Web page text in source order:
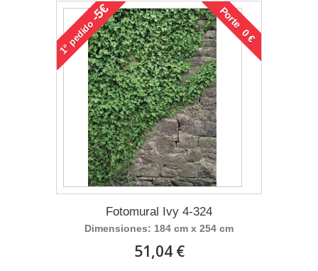
1°
pedido
-5€ Porte 0 €
Fotomural Ivy 4-324
Dimensiones: 184 cm x 254 cm
51,04 €